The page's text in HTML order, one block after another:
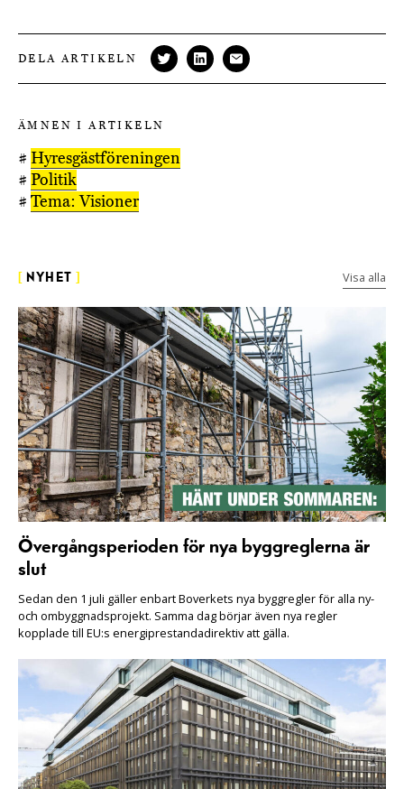
DELA ARTIKELN
ÄMNEN I ARTIKELN
# Hyresgästföreningen
# Politik
# Tema: Visioner
[ NYHET ] Visa alla
Övergångsperioden för nya byggreglerna är
slut
Sedan den 1 juli gäller enbart Boverkets nya byggregler för alla ny-
och ombyggnadsprojekt. Samma dag börjar även nya regler
kopplade till EU:s energiprestandadirektiv att gälla.